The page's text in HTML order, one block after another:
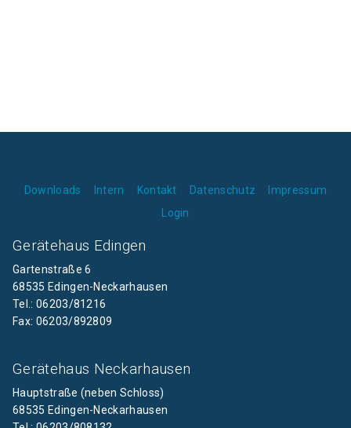
Downloads Intern Kontakt Datenschutz
Impressum
Login
Gerätehaus Edingen
Gartenstraße 6
68535 Edingen-Neckarhausen
Tel.: 06203/81216
Fax: 06203/892809
Gerätehaus Neckarhausen
Hauptstraße (neben Schloss)
68535 Edingen-Neckarhausen